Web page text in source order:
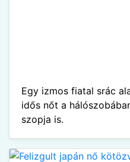
Egy izmos fiatal srác
idős nőt a
szopja is.